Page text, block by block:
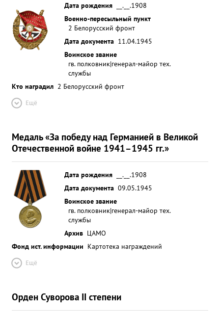
Дата рождения
__.__.1908
Военно-пересыльный пункт
2 Белорусский фронт
Дата документа 11.04.1945
Воинское звание
гв. полковник|генерал-майор тех.
службы
Кто наградил 2 Белорусский фронт
Ещё
Медаль «За победу над Германией в Великой
Отечественной войне 1941–1945 гг.»
Дата рождения
__.__.1908
Дата документа 09.05.1945
Воинское звание
гв. полковник|генерал-майор тех.
службы
Архив ЦАМО
Фонд ист. информации Картотека награждений
Ещё
Орден Суворова II степени